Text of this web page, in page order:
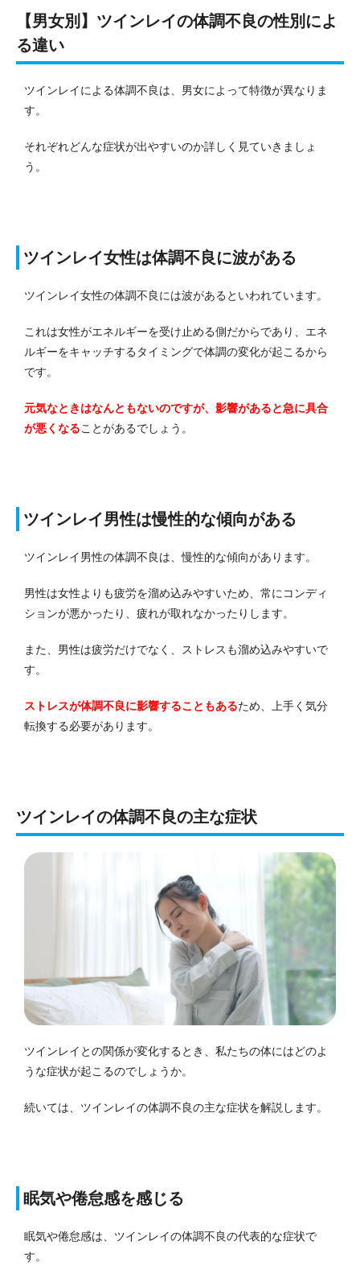
【男女別】ツインレイの体調不良の性別によ
る違い
ツインレイによる体調不良は、男女によって特徴が異なりま
す。
それぞれどんな症状が出やすいのか詳しく見ていきましょ
う。
ツインレイ女性は体調不良に波がある
ツインレイ女性の体調不良には波があるといわれています。
これは女性がエネルギーを受け止める側だからであり、エネ
ルギーをキャッチするタイミングで体調の変化が起こるから
です。
元気なときはなんともないのですが、影響があると急に具合
が悪くなることがあるでしょう。
ツインレイ男性は慢性的な傾向がある
ツインレイ男性の体調不良は、慢性的な傾向があります。
男性は女性よりも疲労を溜め込みやすいため、常にコンディ
ションが悪かったり、疲れが取れなかったりします。
また、男性は疲労だけでなく、ストレスも溜め込みやすいで
す。
ストレスが体調不良に影響することもあるため、上手く気分
転換する必要があります。
ツインレイの体調不良の主な症状
ツインレイとの関係が変化するとき、私たちの体にはどのよ
うな症状が起こるのでしょうか。
続いては、ツインレイの体調不良の主な症状を解説します。
眠気や倦怠感を感じる
眠気や倦怠感は、ツインレイの体調不良の代表的な症状で
す。